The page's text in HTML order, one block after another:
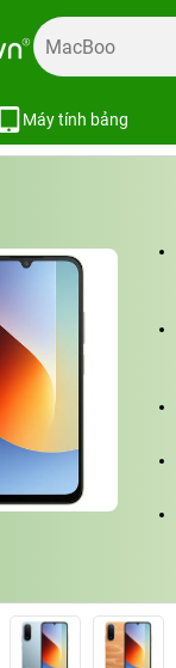
Máy tính bảng
Xiaomi